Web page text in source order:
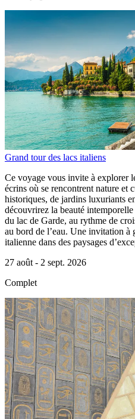
Grand tour des lacs italiens
Ce voyage vous invite à explorer
écrins où se rencontrent nature et
historiques, de jardins luxuriants
découvrirez la beauté
du lac de Garde, au rythme de
au bord de l’eau. Une invitation à
italienne dans des paysages
27 août - 2 sept. 2026
Complet